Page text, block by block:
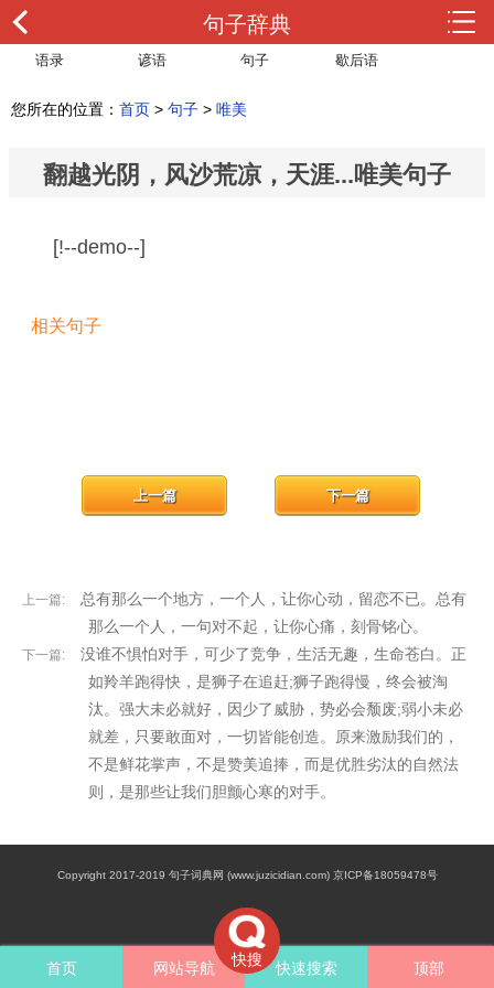
句子辞典
语录 谚语 句子 歇后语
您所在的位置： 首页 > 句子 > 唯美
翻越光阴，风沙荒凉，天涯...唯美句子
[!--demo--]
相关句子
上一篇:
总有那么一个地方，一个人，让你心动，留恋不已。总有
那么一个人，一句对不起，让你心痛，刻骨铭心。
上一篇
下一篇:
没谁不惧怕对手，可少了竞争，生活无趣，生命苍白。正
如羚羊跑得快，是狮子在追赶;狮子跑得慢，终会被淘
汰。强大未必就好，因少了威胁，势必会颓废;弱小未必
就差，只要敢面对，一切皆能创造。原来激励我们的，
不是鲜花掌声，不是赞美追捧，而是优胜劣汰的自然法
则，是那些让我们胆颤心寒的对手。
下一篇
快搜
首页 网站导航 快速搜索 顶部
Copyright 2017-2019 句子词典网 (www.juzicidian.com) 京ICP备18059478号